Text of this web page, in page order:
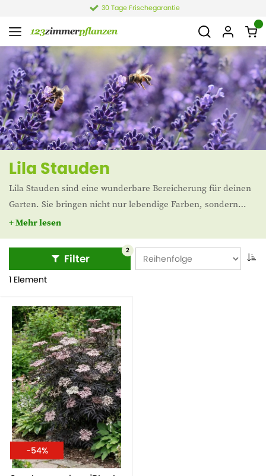
30 Tage Frischegarantie
Lila Stauden
Lila Stauden sind eine wunderbare Bereicherung für deinen
Garten. Sie bringen nicht nur lebendige Farben, sondern
ziehen auch Bestäuber wie Bienen und Schmetterlinge an.
Bei 123zimmerpflanzen.de findest du eine große Auswahl an
lila Stauden, die deinen Garten zum Leben erwecken.
+ Mehr lesen
Filter
2
1 Element
-54%